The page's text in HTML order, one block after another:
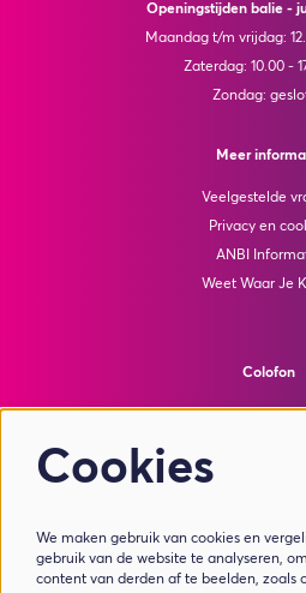
Openingstijden balie -
Maandag t/m vrijdag:
Zaterdag: 10.00 -
Zondag:
Meer
Veelgestelde
Privacy en
ANBI
Weet Waar Je
Colofon
© Theater de
Cookies
We maken gebruik van cookies en
gebruik van de website te analyseren,
content van derden af te beelden, zoals